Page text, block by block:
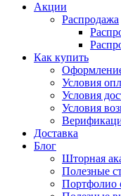
Акции
Распродажа
Как купить
Оформление
Условия
Условия
Условия
Доставка
Блог
Шторная
Полезные
Портфолио